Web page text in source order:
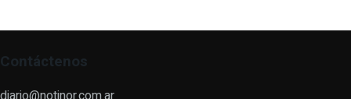
Contáctenos